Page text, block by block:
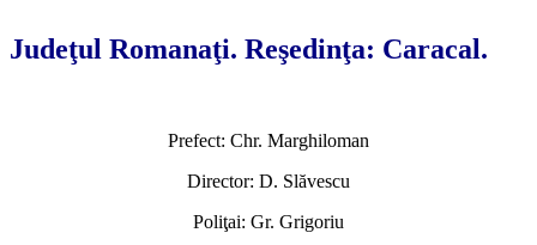
Judeţul Romanaţi. Reşedinţa: Caracal.
Prefect: Chr. Marghiloman
Director: D. Slăvescu
Poliţai: Gr. Grigoriu